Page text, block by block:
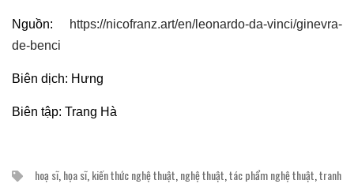
Nguồn:
https://nicofranz.art/en/leonardo-da-vinci/ginevra-
de-benci
Biên dịch: Hưng
Biên tập: Trang Hà
hoạ sĩ, họa sĩ, kiến thức nghệ thuật nghệ thuật tác phẩm nghệ thuật tranh